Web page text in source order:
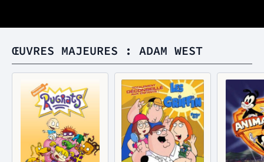
ŒUVRES MAJEURES : ADAM WEST